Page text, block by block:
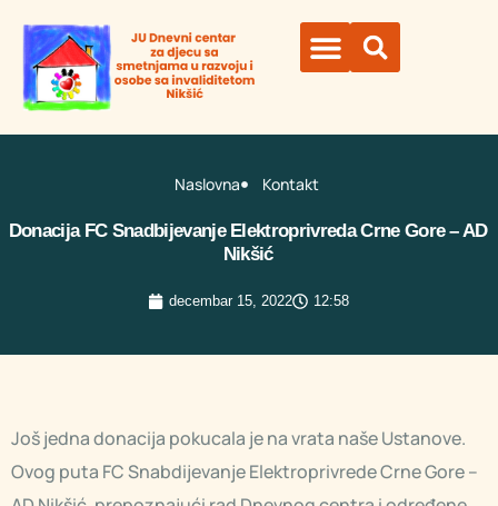
Naslovna Kontakt
Donacija FC Snadbijevanje Elektroprivreda Crne Gore – AD
Nikšić
decembar 15, 2022 12:58
Još jedna donacija pokucala je na vrata naše Ustanove.
Ovog puta FC Snabdijevanje Elektroprivrede Crne Gore –